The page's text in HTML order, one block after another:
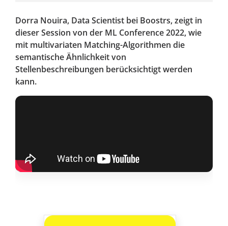
Dorra Nouira, Data Scientist bei Boostrs, zeigt in
dieser Session von der ML Conference 2022, wie
mit multivariaten Matching-Algorithmen die
semantische Ähnlichkeit von
Stellenbeschreibungen berücksichtigt werden
kann.